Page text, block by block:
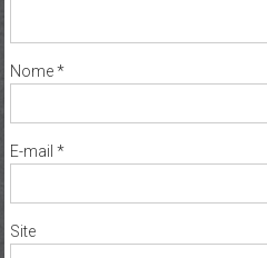
Nome*
E-mail *
Site